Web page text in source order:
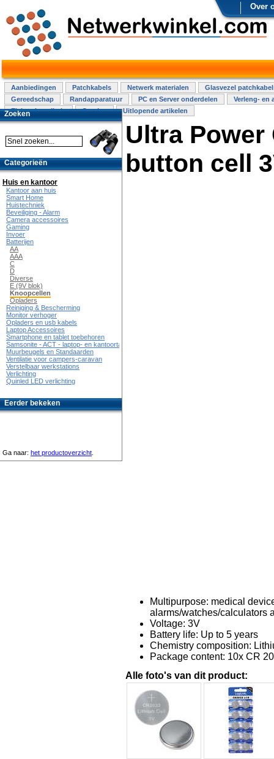
Over
Aanbiedingen Patchkabels Netwerk materialen
Glasvezel
Gereedschap
Randapparatuur PC en Server onderdelen
Verleng- en
Elektra installatie
Overige Uitlopende artikelen
Ultra Power
button cell
Multipurpose: medical
alarms/watches/calculators
Voltage: 3V
Battery life: Up to 5 years
Chemistry composition:
Package content: 10x CR
Alle foto's van dit product:
Zoeken
Categorieën
Huis en kantoor
Kantoor aan huis
Smart Home
Huistechniek
Beveiliging - Alarm
Camera accessoires
Gaming
Invoer
Batterijen
AA
AAA
C
D
Diverse
E (9V blok)
Knoopcellen
Opladers
Reiniging & Bescherming
Monitor verhoger
Opladers en usb kabels
Laptop Accessoires
Smartphone en tablet toebehoren
Samsonite - ACT - laptop- en kantoortassen
Muurbeugels en Standaarden
Ventilatie voor campers-caravan
Verstelbaar werkstations
Verlichting
Quinled LED verlichting
Eerder bekeken
Ga naar: het productoverzicht